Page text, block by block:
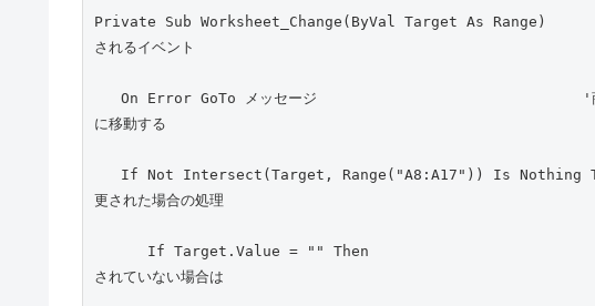
Private Sub Worksheet_Change(ByVal Target As Range)
されるイベント
に移動する
更された場合の処理
されていない場合は